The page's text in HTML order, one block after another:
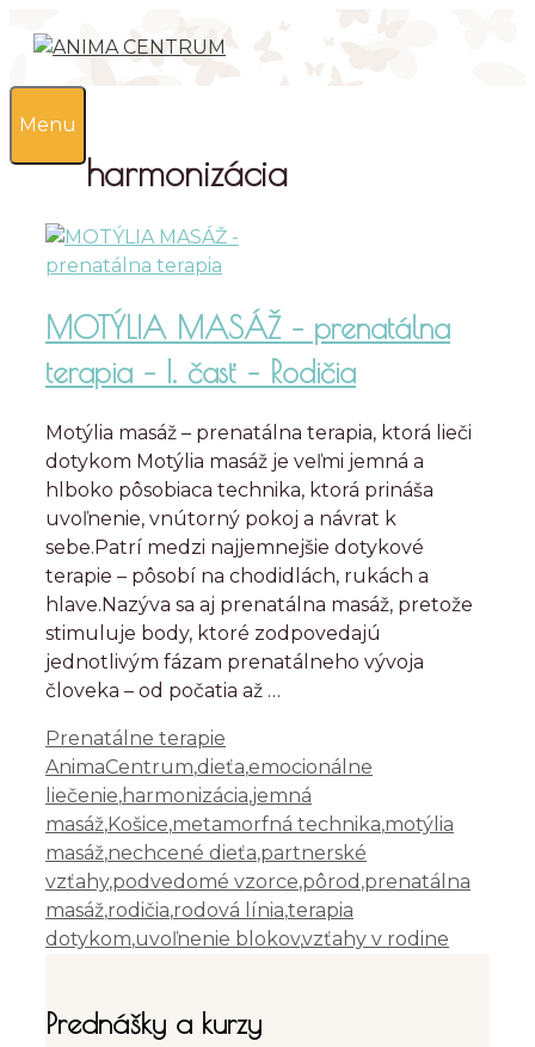
Menu
harmonizácia
MOTÝLIA MASÁŽ – prenatálna
terapia – I. časť – Rodičia
Motýlia masáž – prenatálna terapia, ktorá lieči
dotykom Motýlia masáž je veľmi jemná a
hlboko pôsobiaca technika, ktorá prináša
uvoľnenie, vnútorný pokoj a návrat k
sebe.Patrí medzi najjemnejšie dotykové
terapie – pôsobí na chodidlách, rukách a
hlave.Nazýva sa aj prenatálna masáž, pretože
stimuluje body, ktoré zodpovedajú
jednotlivým fázam prenatálneho vývoja
človeka – od počatia až …
Kategórie
Prenatálne terapie
AnimaCentrum,dieťa,emocionálne
liečenie,harmonizácia,jemná
masáž,Košice,metamorfná technika,motýlia
masáž,nechcené dieťa,partnerské
vzťahy,podvedomé vzorce,pôrod ,prenatálna
masáž,rodičia,rodová línia,terapia
dotykom,uvoľnenie blokov,vzťahy v rodine
Prednášky a kurzy